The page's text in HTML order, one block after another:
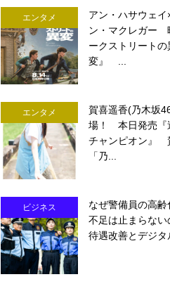
エンタメ
アン・ハサウェイ
ン・マクレガー
ークストリートの
変』 ...
エンタメ
賀喜遥香(乃木坂
場！ 本日発売『
チャンピオン』
「乃...
ビジネス
なぜ警備員の高齢
不足は止まらな
待遇改善とデジタ